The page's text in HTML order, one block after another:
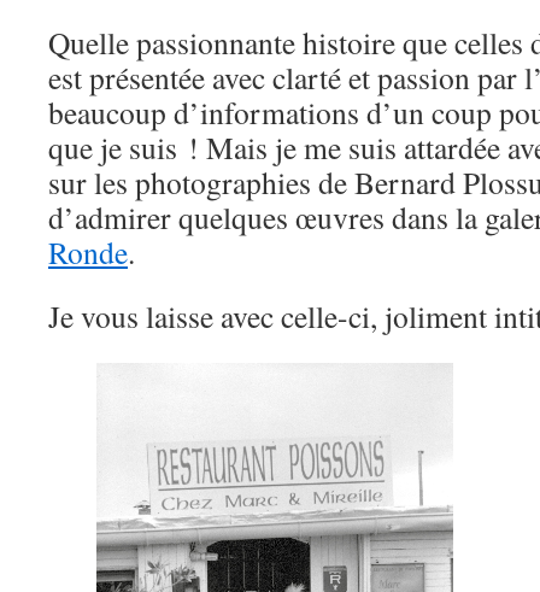
Quelle passionnante histoire que celles
est présentée avec clarté et passion par
beaucoup d’informations d’un coup
que je suis ! Mais je me suis attardée
sur les photographies de Bernard
d’admirer quelques œuvres dans la
Ronde.
Je vous laisse avec celle-ci, joliment